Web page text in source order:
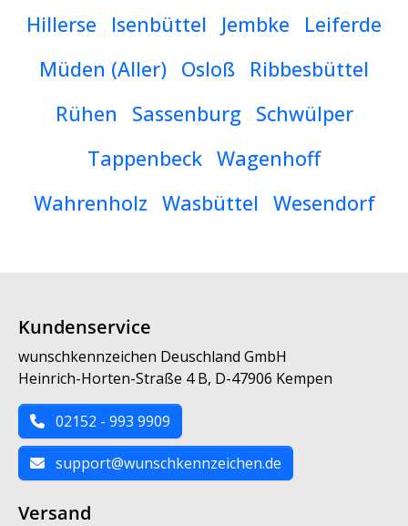
Hillerse
Isenbüttel Jembke
Leiferde
Müden (Aller) Osloß
Ribbesbüttel
Rühen
Sassenburg
Schwülper
Tappenbeck Wagenhoff
Wahrenholz Wasbüttel Wesendorf
Kundenservice
wunschkennzeichen Deuschland GmbH
Heinrich-Horten-Straße 4 B, D-47906 Kempen
02152 - 993 9909
support@wunschkennzeichen.de
Versand